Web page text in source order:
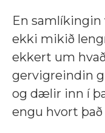
En
ekki mikið
ekkert um
gervigreindin
og dælir inn í
engu hvort